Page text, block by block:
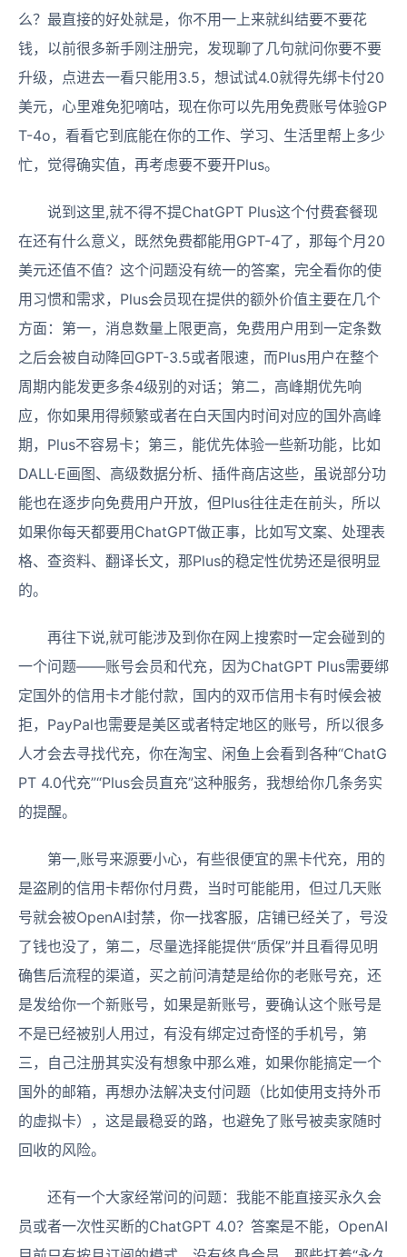
么？最直接的好处就是，你不用一上来就纠结要不要花
钱，以前很多新手刚注册完，发现聊了几句就问你要不要
升级，点进去一看只能用3.5，想试试4.0就得先绑卡付20
美元，心里难免犯嘀咕，现在你可以先用免费账号体验GP
T-4o，看看它到底能在你的工作、学习、生活里帮上多少
忙，觉得确实值，再考虑要不要开Plus。
说到这里,就不得不提ChatGPT Plus这个付费套餐现
在还有什么意义，既然免费都能用GPT-4了，那每个月20
美元还值不值？这个问题没有统一的答案，完全看你的使
用习惯和需求，Plus会员现在提供的额外价值主要在几个
方面：第一，消息数量上限更高，免费用户用到一定条数
之后会被自动降回GPT-3.5或者限速，而Plus用户在整个
周期内能发更多条4级别的对话；第二，高峰期优先响
应，你如果用得频繁或者在白天国内时间对应的国外高峰
期，Plus不容易卡；第三，能优先体验一些新功能，比如
DALL·E画图、高级数据分析、插件商店这些，虽说部分功
能也在逐步向免费用户开放，但Plus往往走在前头，所以
如果你每天都要用ChatGPT做正事，比如写文案、处理表
格、查资料、翻译长文，那Plus的稳定性优势还是很明显
的。
再往下说,就可能涉及到你在网上搜索时一定会碰到的
一个问题——账号会员和代充，因为ChatGPT Plus需要绑
定国外的信用卡才能付款，国内的双币信用卡有时候会被
拒，PayPal也需要是美区或者特定地区的账号，所以很多
人才会去寻找代充，你在淘宝、闲鱼上会看到各种“ChatG
PT 4.0代充”“Plus会员直充”这种服务，我想给你几条务实
的提醒。
第一,账号来源要小心，有些很便宜的黑卡代充，用的
是盗刷的信用卡帮你付月费，当时可能能用，但过几天账
号就会被OpenAI封禁，你一找客服，店铺已经关了，号没
了钱也没了，第二，尽量选择能提供“质保”并且看得见明
确售后流程的渠道，买之前问清楚是给你的老账号充，还
是发给你一个新账号，如果是新账号，要确认这个账号是
不是已经被别人用过，有没有绑定过奇怪的手机号，第
三，自己注册其实没有想象中那么难，如果你能搞定一个
国外的邮箱，再想办法解决支付问题（比如使用支持外币
的虚拟卡），这是最稳妥的路，也避免了账号被卖家随时
回收的风险。
还有一个大家经常问的问题：我能不能直接买永久会
员或者一次性买断的ChatGPT 4.0？答案是不能，OpenAI